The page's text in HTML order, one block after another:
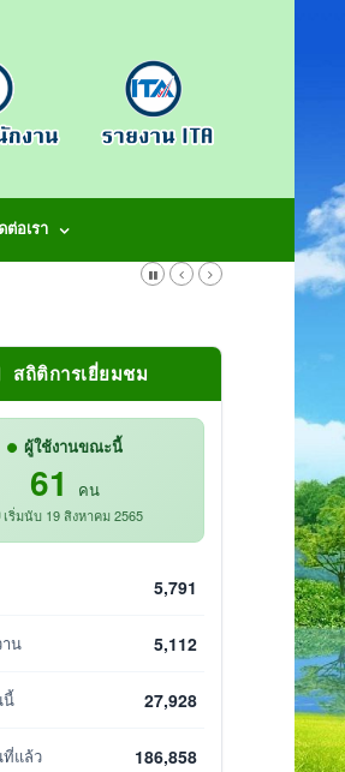
ต่อเรา
สถิติการเยี่ยมชม
ผู้ใช้งานขณะนี้
61 คน
เริ่มนับ 19 สิงหาคม 2565
5,791
น 5,112
นี้ 27,928
ที่แล้ว 186,858